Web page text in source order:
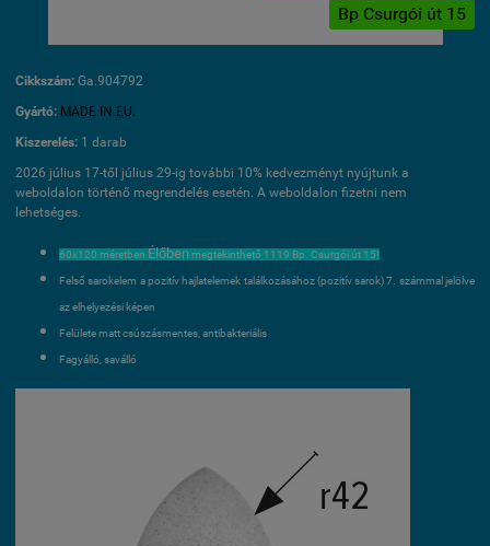
Bp Csurgói út 15
Cikkszám: Ga.904792
Gyártó: MADE IN EU.
Kiszerelés: 1 darab
2026 július 17-től július 29-ig további 10% kedvezményt nyújtunk a
weboldalon történő megrendelés esetén. A weboldalon fizetni nem
lehetséges.
60x120 méretben Élőbenmegtekinthető 1119 Bp. Csurgói út 15!
Felső sarokelem a pozitív hajlatelemek találkozásához (pozitív sarok) 7. számmal jelölve
az elhelyezési képen
Felülete matt csúszásmentes, antibakteriális
Fagyálló, saválló